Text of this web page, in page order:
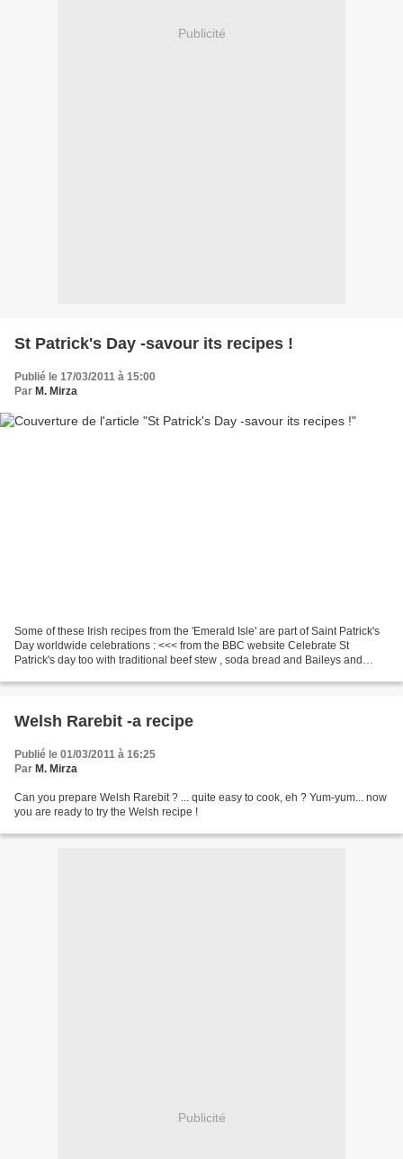
Publicité
St Patrick's Day -savour its recipes !
Publié le 17/03/2011 à 15:00
Par M. Mirza
Some of these Irish recipes from the 'Emerald Isle' are part of Saint Patrick's
Day worldwide celebrations : <<< from the BBC website Celebrate St
Patrick's day too with traditional beef stew , soda bread and Baileys and
Welsh Rarebit -a recipe
Publié le 01/03/2011 à 16:25
Par M. Mirza
Can you prepare Welsh Rarebit ? ... quite easy to cook, eh ? Yum-yum... now
you are ready to try the Welsh recipe !
Publicité